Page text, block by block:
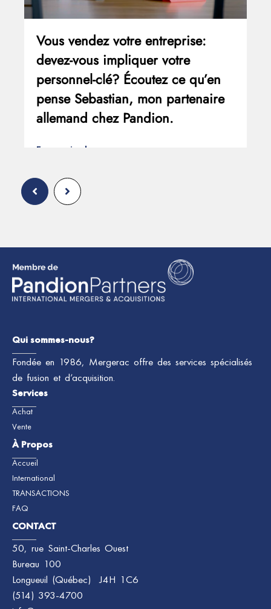
Vous vendez votre entreprise:
devez-vous impliquer votre
personnel-clé? Écoutez ce qu’en
pense Sebastian, mon partenaire
allemand chez Pandion.
En savoir plus
Qui sommes-nous?
Fondée en 1986, Mergerac offre des services spécialisés
de fusion et d’acquisition.
Services
Achat
Vente
À Propos
Accueil
International
TRANSACTIONS
FAQ
CONTACT
50, rue Saint-Charles Ouest
Bureau 100
Longueuil (Québec) J4H 1C6
(514) 393-4700